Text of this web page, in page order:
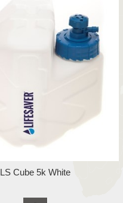
LS Cube 5k White